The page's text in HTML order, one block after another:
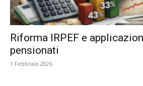
Riforma IRPEF e
pensionati
1 Febbraio 2026